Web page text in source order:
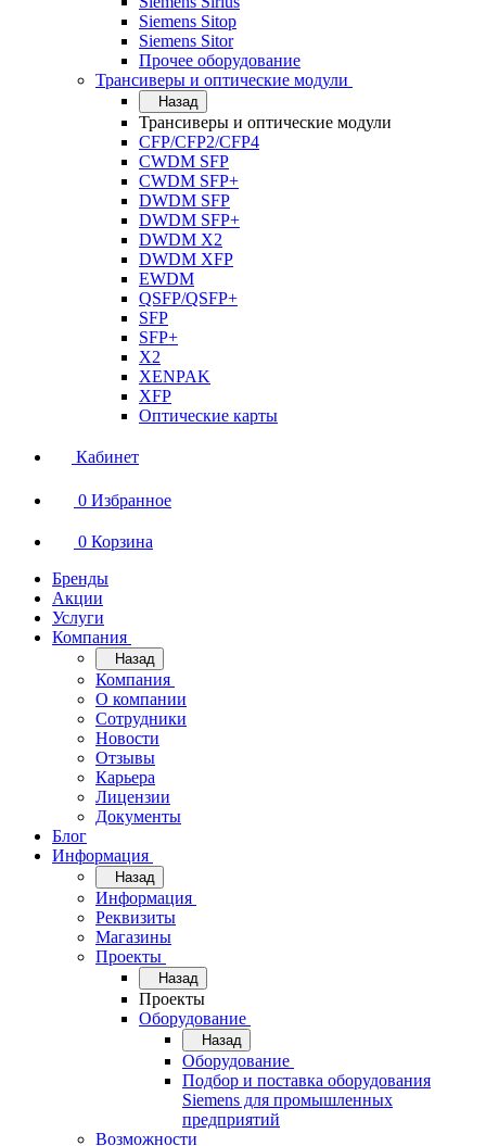
Siemens Sitop
Siemens Sitor
Прочее оборудование
Трансиверы и оптические модули
Назад
Трансиверы и оптические модули
CFP/CFP2/CFP4
CWDM SFP
CWDM SFP+
DWDM SFP
DWDM SFP+
DWDM X2
DWDM XFP
EWDM
QSFP/QSFP+
SFP
SFP+
X2
XENPAK
XFP
Оптические карты
Кабинет
0 Избранное
0 Корзина
Бренды
Акции
Услуги
Компания
Назад
Компания
О компании
Сотрудники
Новости
Отзывы
Карьера
Лицензии
Документы
Блог
Информация
Назад
Информация
Реквизиты
Магазины
Проекты
Назад
Проекты
Оборудование
Назад
Оборудование
Подбор и поставка оборудования
Siemens для промышленных
предприятий
Возможности